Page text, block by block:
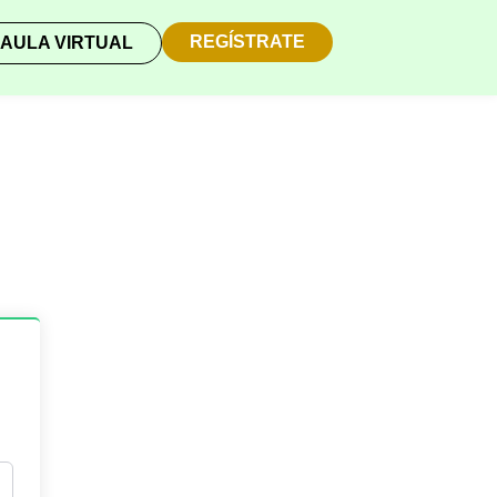
AULA VIRTUAL REGÍSTRATE